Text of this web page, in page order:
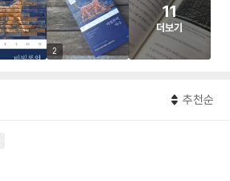
2
11
더보기
추천순